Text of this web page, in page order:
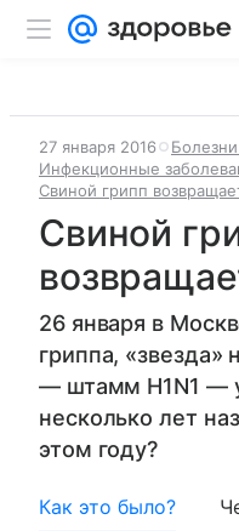
27 января 2016
Инфекционные
Свиной грипп
Свиной
26 января в
гриппа,
— штамм H1N1 —
несколько лет
этом году?
Как это было?